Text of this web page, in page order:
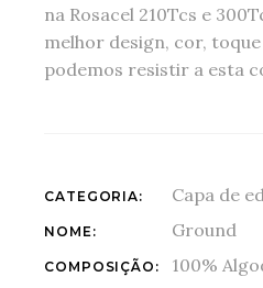
na Rosacel 210Tcs e
melhor design, cor,
podemos resistir a esta
CATEGORIA: Capa de
NOME: Ground
COMPOSIÇÃO: 100%